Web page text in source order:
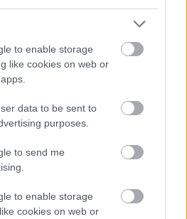
to enable storage
like cookies on web or
data to be sent to
purposes.
to send me
to enable storage
cookies on web or
robbanthat a Ferrari Max
megszerzéséért
okok miatt nem
a távozásáról Helmut
1
hibát még Fred Vasseur sem